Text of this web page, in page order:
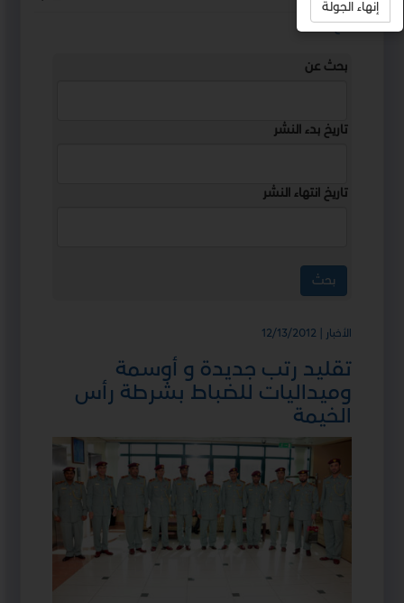
استمع
بحث عن
تاريخ بدء النشر
تاريخ انتهاء النشر
الأخبار | 12/13/2012
تقليد رتب جديدة و أوسمة
وميداليات للضباط بشرطة رأس
الخيمة
إنهاء الجولة